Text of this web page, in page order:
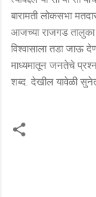
बारामती लोकसभा
आजच्या राजगड तालुका
विश्वासाला तडा जाऊ
माध्यमातून जनतेचे प्रश्न
शब्द. देखील यावेळी